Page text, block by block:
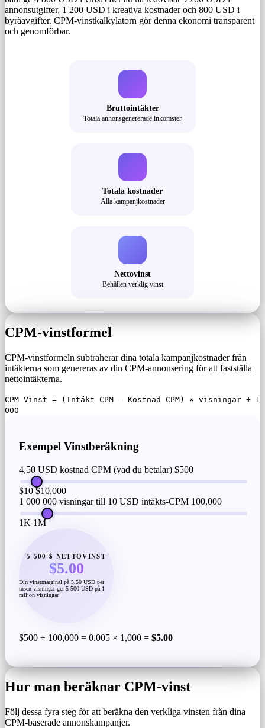
annonsutgifter, 1 200 USD i kreativa kostnader och 800 USD i
byråavgifter. CPM-vinstkalkylatorn gör denna ekonomi transparent
och genomförbar.
Bruttointäkter
Totala annonsgenererade inkomster
Totala kostnader
Alla kampanjkostnader
Nettovinst
Behållen verklig vinst
CPM-vinstformel
CPM-vinstformeln subtraherar dina totala kampanjkostnader från
intäkterna som genereras av din CPM-annonsering för att fastställa
nettointäkterna.
CPM Vinst = (Intäkt CPM - Kostnad CPM) × visningar ÷ 1
000
Exempel Vinstberäkning
4,50 USD kostnad CPM (vad du betalar) $500
$10 $10,000
1 000 000 visningar till 10 USD intäkts-CPM 100,000
1K 1M
5 500 $ NETTOVINST
$5.00
Din vinstmarginal på 5,50 USD per
tusen visningar ger 5 500 USD på 1
miljon visningar
$500 ÷ 100,000 = 0.005 × 1,000 = $5.00
Hur man beräknar CPM-vinst
Följ dessa fyra steg för att beräkna den verkliga vinsten från dina
CPM-baserade annonskampanjer.